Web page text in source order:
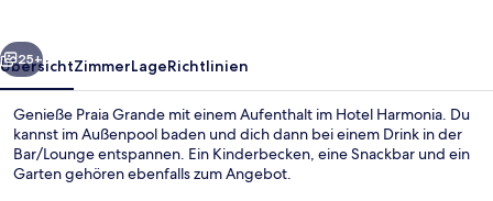
Weiter
25+
ÜbersichtZimmerLageRichtlinien
Genieße Praia Grande mit einem Aufenthalt im Hotel Harmonia. Du
kannst im Außenpool baden und dich dann bei einem Drink in der
Bar/Lounge entspannen. Ein Kinderbecken, eine Snackbar und ein
Garten gehören ebenfalls zum Angebot.